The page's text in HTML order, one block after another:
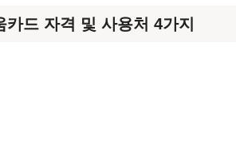
카드 자격 및 사용처 4가지